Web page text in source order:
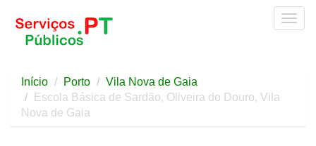
Início Porto
Vila Nova de Gaia
Escola Básica de Sardão, Oliveira do Douro, Vila
Nova de Gaia